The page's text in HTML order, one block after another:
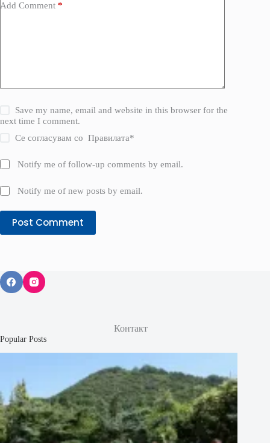
Add Comment *
Save my name, email and website in this browser for the
next time I comment.
Се согласувам соПравилата*
Notify me of follow-up comments by email.
Notify me of new posts by email.
Post Comment
Контакт
Popular Posts